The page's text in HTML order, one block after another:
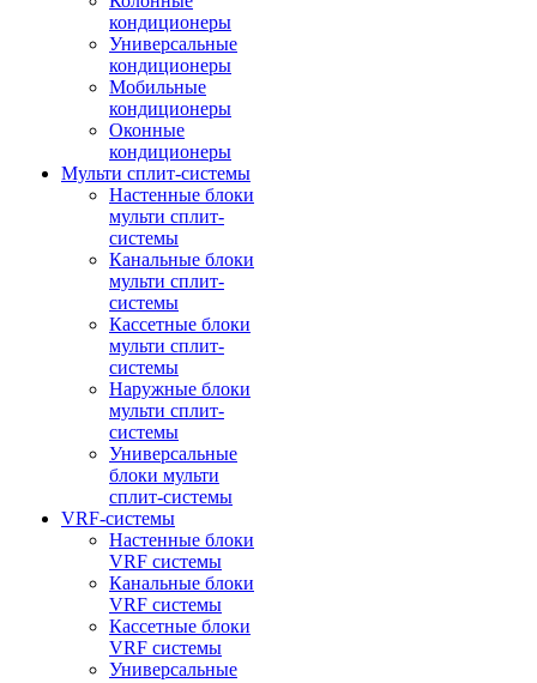
кондиционеры
Универсальные
кондиционеры
Мобильные
кондиционеры
Оконные
кондиционеры
Мульти сплит-системы
Настенные блоки
мульти сплит-
системы
Канальные блоки
мульти сплит-
системы
Кассетные блоки
мульти сплит-
системы
Наружные блоки
мульти сплит-
системы
Универсальные
блоки мульти
сплит-системы
VRF-системы
Настенные блоки
VRF системы
Канальные блоки
VRF системы
Кассетные блоки
VRF системы
Универсальные